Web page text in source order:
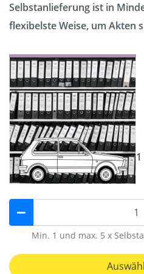
Selbstanlieferung ist in
flexibelste Weise, um Akten
Min. 1 und max. 5 x